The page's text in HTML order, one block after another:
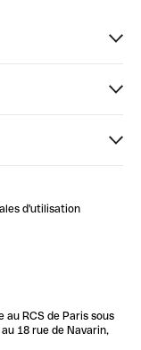
d'utilisation
RCS de Paris sous
18 rue de Navarin,